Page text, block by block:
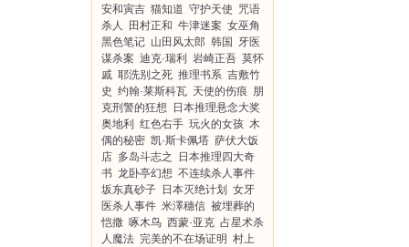
安和寅吉 猫知道 守护天使 咒语
杀人
田村正和 牛津迷案 女巫角
黑色笔记 山田风太郎 韩国
牙医
谋杀案 迪克·瑞利 岩崎正吾 莫怀
戚 耶洗别之死 推理书系 吉敷竹
史 约翰·莱斯科瓦 天使的伤痕 朋
克刑警的狂想
日本推理悬念大奖
奥地利
红色右手 玩火的女孩 木
偶的秘密 凯·斯卡佩塔 萨伏大饭
店 多岛斗志之
日本推理四大奇
书 龙卧亭幻想 不连续杀人事件
坂东真砂子 日本灭绝计划
女牙
医杀人事件 米澤穗信 被埋葬的
恺撒 啄木鸟 西蒙·亚克 占星术杀
人魔法 完美的不在场证明 村上